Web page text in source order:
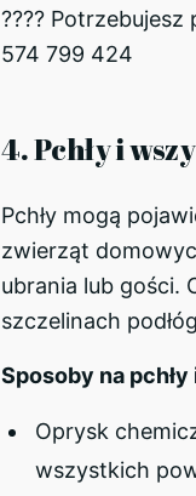
????
574 799 424
4. Pchły i
Pchły mogą
zwierząt
ubrania lub gości.
szczelinach
Sposoby na pchły
Oprysk
wszystkich